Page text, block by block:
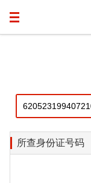
所查身份证号码